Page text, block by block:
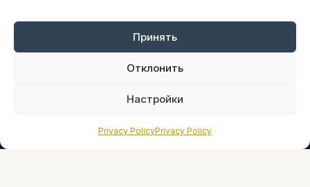
Принять
Отклонить
Настройки
Privacy PolicyPrivacy Policy
Оплата онлайн